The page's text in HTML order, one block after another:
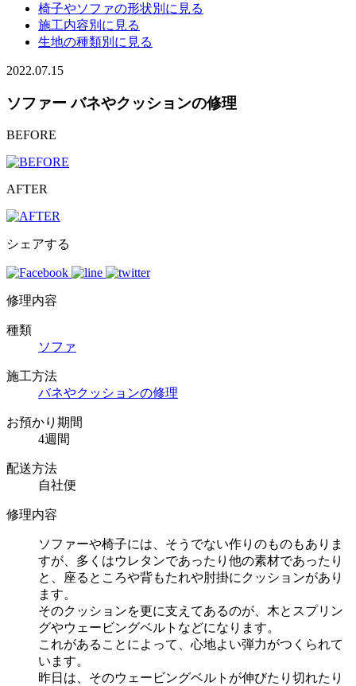
椅子やソファの形状別に見る
施工内容別に見る
生地の種類別に見る
2022.07.15
ソファー バネやクッションの修理
BEFORE
AFTER
シェアする
修理内容
種類
ソファ
施工方法
バネやクッションの修理
お預かり期間
4週間
配送方法
自社便
修理内容
ソファーや椅子には、そうでない作りのものもありま
すが、多くはウレタンであったり他の素材であったり
と、座るところや背もたれや肘掛にクッションがあり
ます。
そのクッションを更に支えてあるのが、木とスプリン
グやウェービングベルトなどになります。
これがあることによって、心地よい弾力がつくられて
います。
昨日は、そのウェービングベルトが伸びたり切れたり